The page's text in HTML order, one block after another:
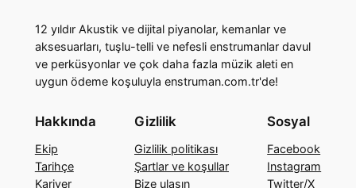
12 yıldır Akustik ve dijital piyanolar, kemanlar ve
aksesuarları, tuşlu-telli ve nefesli enstrumanlar davul
ve perküsyonlar ve çok daha fazla müzik aleti en
uygun ödeme koşuluyla enstruman.com.tr'de!
Hakkında
Ekip
Tarihçe
Kariyer
Gizlilik
Gizlilik politikası
Şartlar ve koşullar
Bize ulaşın
Sosyal
Facebook
Instagram
Twitter/X